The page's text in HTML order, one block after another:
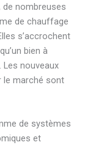
de nombreuses
de chauffage
s’accrochent
bien à
Les nouveaux
le marché sont
de systèmes
et